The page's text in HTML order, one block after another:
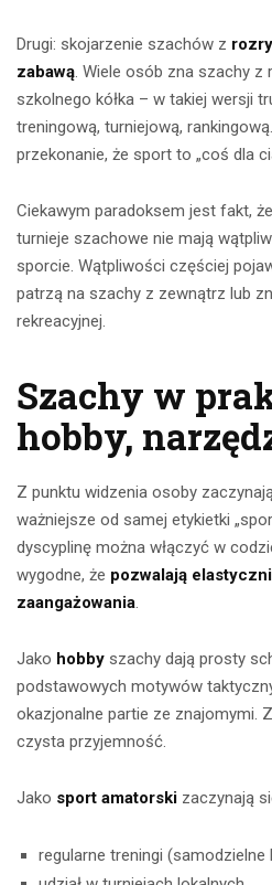
Drugi: skojarzenie szachów z
zabawą. Wiele osób zna szachy z
szkolnego kółka – w takiej wersji
treningową, turniejową,
przekonanie, że sport to „coś dla
Ciekawym paradoksem jest fakt,
turnieje szachowe nie mają
sporcie. Wątpliwości częściej
patrzą na szachy z zewnątrz lub
rekreacyjnej.
Szachy w
hobby,
Z punktu widzenia osoby
ważniejsze od samej etykietki
dyscyplinę można włączyć w
wygodne, że pozwalają
zaangażowania.
Jako hobby szachy dają prosty
podstawowych motywów
okazjonalne partie ze znajomymi.
czysta przyjemność.
Jako sport amatorski zaczynają
regularne treningi (samodzielne